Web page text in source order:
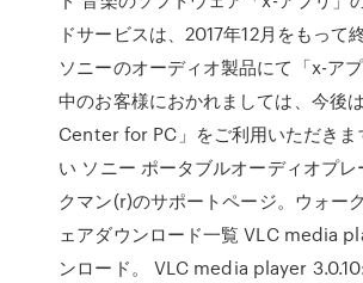
ドサービスは、2017年12月をもって
ソニーのオーディオ製品にて「x-ア
中のお客様におかれましては、今後
Center for PC」をご利用いただきま
い ソニー ポータブルオーディオプ
クマン(r)のサポートページ。ウォー
ェアダウンロード一覧 VLC media
ンロード。 VLC media player